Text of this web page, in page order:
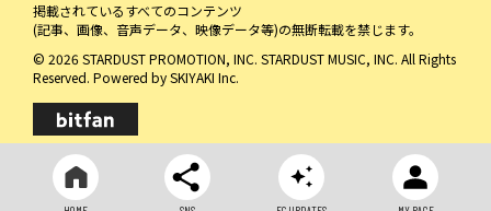
掲載されているすべてのコンテンツ
(記事、画像、音声データ、映像データ等)の無断転載を禁じます。
© 2026 STARDUST PROMOTION, INC. STARDUST MUSIC, INC. All Rights
Reserved. Powered bySKIYAKI Inc.